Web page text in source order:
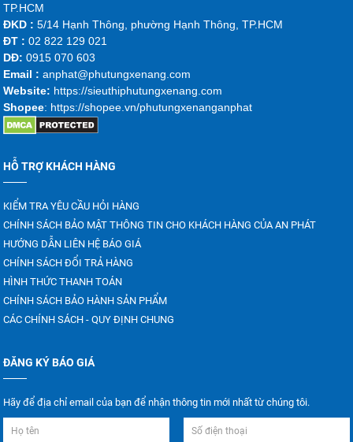
TP.HCM
ĐKD :5/14 Hạnh Thông, phường Hạnh Thông, TP.HCM
ĐT : 02 822 129 021
DĐ:0915 070 603
Email :anphat@phutungxenang.com
Website: https://sieuthiphutungxenang.com
Shopee: https://shopee.vn/phutungxenanganphat
HỖ TRỢ KHÁCH HÀNG
KIỂM TRA YÊU CẦU HỎI HÀNG
CHÍNH SÁCH BẢO MẬT THÔNG TIN CHO KHÁCH HÀNG CỦA AN PHÁT
HƯỚNG DẪN LIÊN HỆ BÁO GIÁ
CHÍNH SÁCH ĐỔI TRẢ HÀNG
HÌNH THỨC THANH TOÁN
CHÍNH SÁCH BẢO HÀNH SẢN PHẨM
CÁC CHÍNH SÁCH - QUY ĐỊNH CHUNG
ĐĂNG KÝ BÁO GIÁ
Hãy để địa chỉ email của bạn để nhận thông tin mới nhất từ chúng tôi.